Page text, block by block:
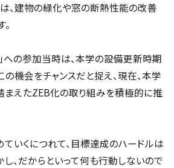
、建物の緑化や窓の断熱性能の改善
への参加当時は、本学の設備更新時期
の機会をチャンスだと捉え、現在、本学
まえたZEB化の取り組みを積極的に推
いくにつれて、目標達成のハードルは
し、だからといって何も行動しないので